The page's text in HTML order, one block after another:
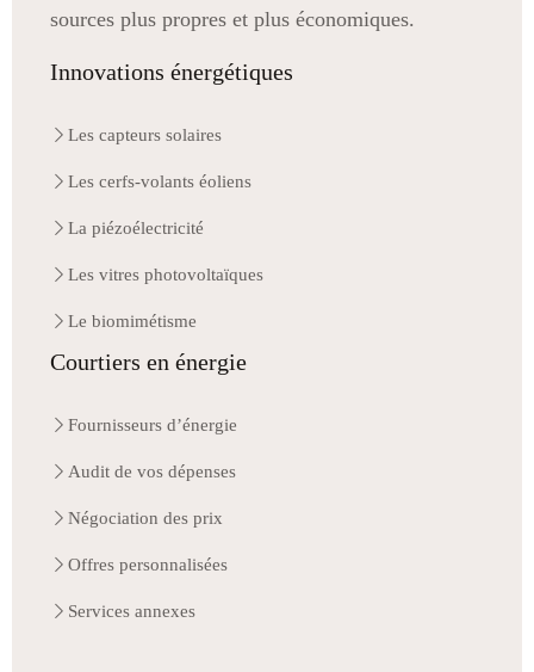
sources plus propres et plus économiques.
Innovations énergétiques
Les capteurs solaires
Les cerfs-volants éoliens
La piézoélectricité
Les vitres photovoltaïques
Le biomimétisme
Courtiers en énergie
Fournisseurs d’énergie
Audit de vos dépenses
Négociation des prix
Offres personnalisées
Services annexes